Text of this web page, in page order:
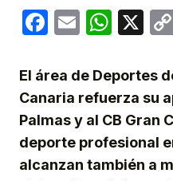
Facebook
Email X
El área de Deportes
Canaria refuerza su
Palmas y al CB Gran
deporte profesional
alcanzan también a